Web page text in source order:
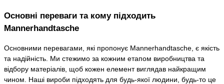
Основні переваги та кому підходить
Mannerhandtasche
Основними перевагами, які пропонує Mannerhandtasche, є якість
та надійність. Ми стежимо за кожним етапом виробництва та
відбору матеріалів, щоб кожен елемент виглядав найкращим
чином. Наші вироби підходять для будь-якої людини, будь-то це